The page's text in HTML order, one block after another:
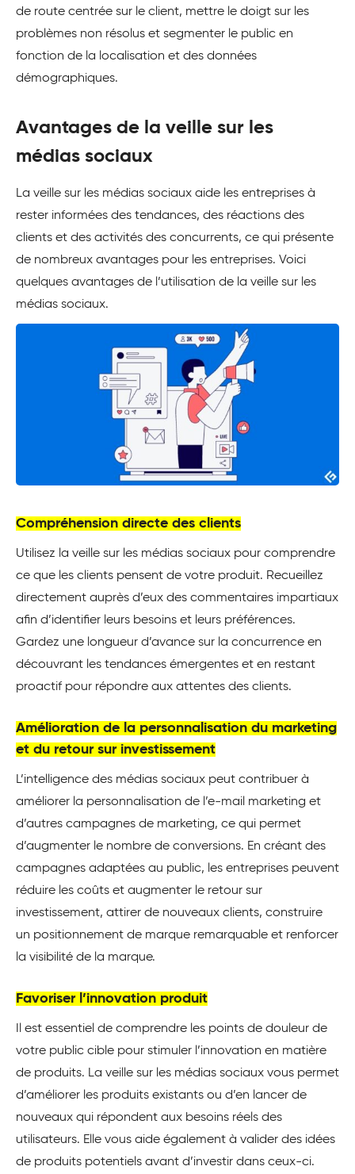
de route centrée sur le client, mettre le doigt sur les
problèmes non résolus et segmenter le public en
fonction de la localisation et des données
démographiques.
Avantages de la veille sur les
médias sociaux
La veille sur les médias sociaux aide les entreprises à
rester informées des tendances, des réactions des
clients et des activités des concurrents, ce qui présente
de nombreux avantages pour les entreprises. Voici
quelques avantages de l’utilisation de la veille sur les
médias sociaux.
Compréhension directe des clients
Utilisez la veille sur les médias sociaux pour comprendre
ce que les clients pensent de votre produit. Recueillez
directement auprès d’eux des commentaires impartiaux
afin d’identifier leurs besoins et leurs préférences.
Gardez une longueur d’avance sur la concurrence en
découvrant les tendances émergentes et en restant
proactif pour répondre aux attentes des clients.
Amélioration de la personnalisation du marketing
et du retour sur investissement
L’intelligence des médias sociaux peut contribuer à
améliorer la personnalisation de l’e-mail marketing et
d’autres campagnes de marketing, ce qui permet
d’augmenter le nombre de conversions. En créant des
campagnes adaptées au public, les entreprises peuvent
réduire les coûts et augmenter le retour sur
investissement, attirer de nouveaux clients, construire
un positionnement de marque remarquable et renforcer
la visibilité de la marque.
Favoriser l’innovation produit
Il est essentiel de comprendre les points de douleur de
votre public cible pour stimuler l’innovation en matière
de produits. La veille sur les médias sociaux vous permet
d’améliorer les produits existants ou d’en lancer de
nouveaux qui répondent aux besoins réels des
utilisateurs. Elle vous aide également à valider des idées
de produits potentiels avant d’investir dans ceux-ci.